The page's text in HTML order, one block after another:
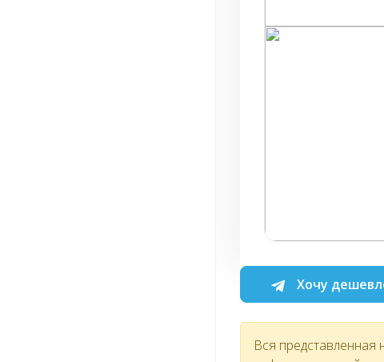
Хочу
Вся представленная